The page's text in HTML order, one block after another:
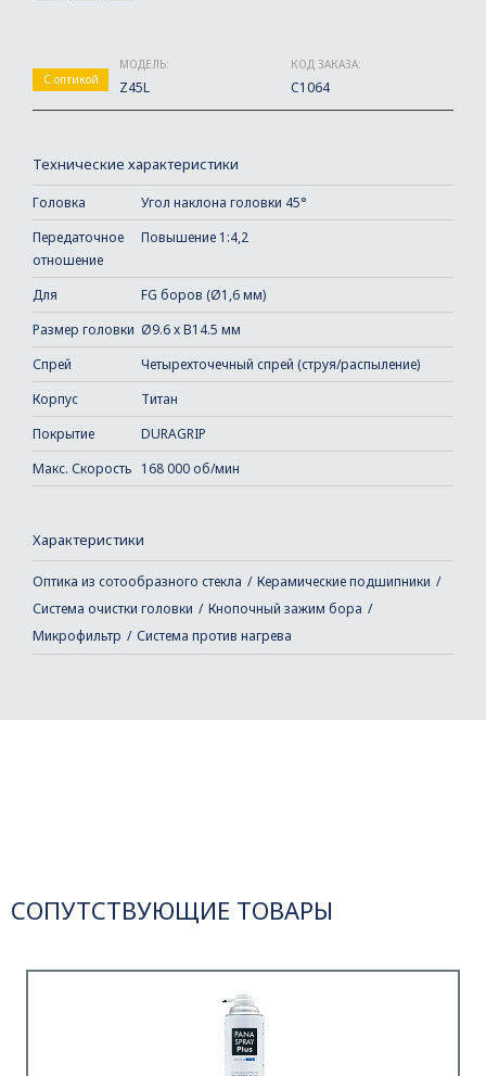
С оптикой
МОДЕЛЬ:
Z45L
КОД ЗАКАЗА:
C1064
Технические характеристики
Головка
Угол наклона головки 45°
Передаточное
отношение
Повышение 1:4,2
Для
FG боров (Ø1,6 мм)
Размер головки Ø9.6 x В14.5 мм
Спрей
Четырехточечный спрей (струя/распыление)
Корпус
Титан
Покрытие
DURAGRIP
Макс. Скорость 168 000 об/мин
Характеристики
Оптика из сотообразного стекла
Керамические подшипники
Система очистки головки
Кнопочный зажим бора
Микрофильтр
Система против нагрева
СОПУТСТВУЮЩИЕ ТОВАРЫ